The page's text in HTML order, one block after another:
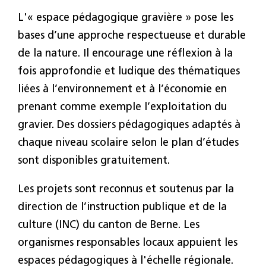
L'« espace pédagogique gravière » pose les
bases d’une approche respectueuse et durable
de la nature. Il encourage une réflexion à la
fois approfondie et ludique des thématiques
liées à l’environnement et à l’économie en
prenant comme exemple l’exploitation du
gravier. Des dossiers pédagogiques adaptés à
chaque niveau scolaire selon le plan d’études
sont disponibles gratuitement.
Les projets sont reconnus et soutenus par la
direction de l’instruction publique et de la
culture (INC) du canton de Berne. Les
organismes responsables locaux appuient les
espaces pédagogiques à l'échelle régionale.